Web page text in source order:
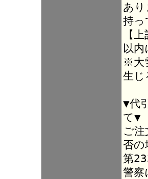
あ
持っ
【
以内
※大
生じ
▼代
て▼
ご
否の
第
警察